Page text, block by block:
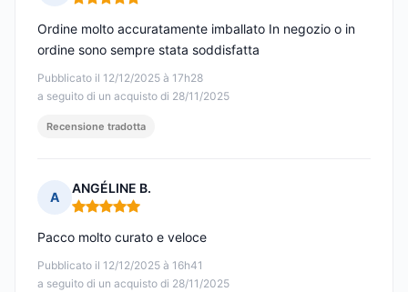
Nota: 5 su 5
Pubblicato il 12/12/2025 à 17h28
a seguito di un acquisto di 28/11/2025
Ordine molto accuratamente imballato In negozio o in
ordine sono sempre stata soddisfatta
Recensione tradotta
A
ANGÉLINE B.
Nota: 5 su 5
Pubblicato il 12/12/2025 à 16h41
a seguito di un acquisto di 28/11/2025
Pacco molto curato e veloce